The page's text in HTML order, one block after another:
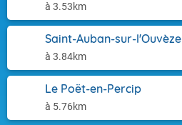
à 3.53km
Saint-Auban-sur-l'Ouvèze
à 3.84km
Le Poët-en-Percip
à 5.76km